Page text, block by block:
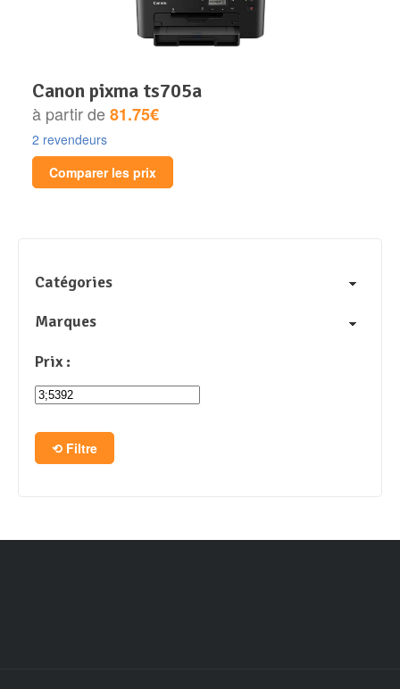
canon pixma ts705a
à partir de81.75€
2 revendeurs
Comparer les prix
Catégories
Marques
Prix :
Filtre